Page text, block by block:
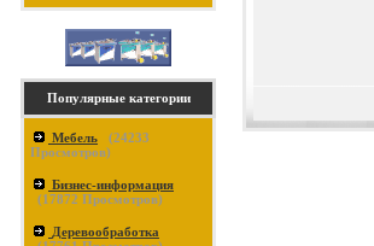
Популярные категории
Мебель (24233
Просмотров)
Бизнес-информация
(17872 Просмотров)
Деревообработка